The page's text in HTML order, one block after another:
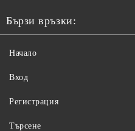
Бързи връзки:
Начало
Вход
Регистрация
Търсене